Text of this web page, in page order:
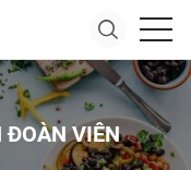
ĐOÀN VIÊN